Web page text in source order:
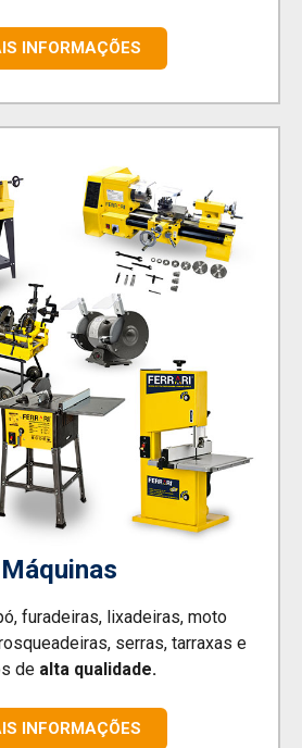
INFORMAÇÕES
Máquinas
furadeiras, lixadeiras, moto
serras, tarraxas e
dealta qualidade.
INFORMAÇÕES